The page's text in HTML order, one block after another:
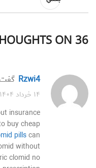
36 THOUGHTS ON “
rzwi4
۱۴ خرداد ۱۴۰۴ در ۳:۳۳ ب.ظ
insurance
buy cheap
pillscan
without
clomid no